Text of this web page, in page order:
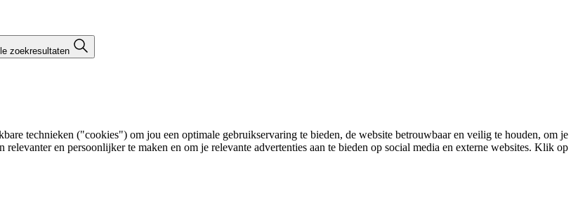
zoekresultaten
technieken ("cookies") om jou een optimale gebruikservaring te bieden, de website betrouwbaar en veilig te houden, om je
en persoonlijker te maken en om je relevante advertenties aan te bieden op social media en externe websites. Klik op